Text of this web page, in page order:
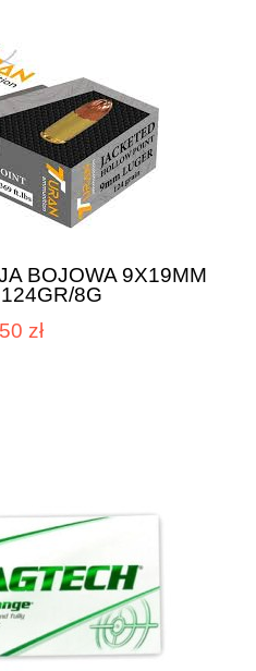
BOJOWA 9X19MM
8G
zł